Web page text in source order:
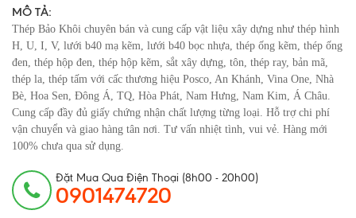
MÔ TẢ:
Thép Bảo Khôi chuyên bán và cung cấp vật liệu xây dựng như thép hình
H, U, I, V, lưới b40 mạ kẽm, lưới b40 bọc nhựa, thép ống kẽm, thép ống
đen, thép hộp đen, thép hộp kẽm, sắt xây dựng, tôn, thép ray, bản mã,
thép la, thép tấm với cấc thương hiệu Posco, An Khánh, Vina One, Nhà
Bè, Hoa Sen, Đông Á, TQ, Hòa Phát, Nam Hưng, Nam Kim, Á Châu.
Cung cấp đầy đủ giấy chứng nhận chất lượng từng loại. Hỗ trợ chi phí
vận chuyển và giao hàng tân nơi. Tư vấn nhiệt tình, vui vẻ. Hàng mới
100% chưa qua sử dụng.
Đặt Mua Qua Điện Thoại (8h00 - 20h00)
0901474720